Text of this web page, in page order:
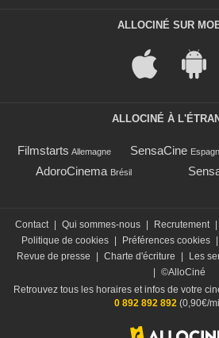
ALLOCINÉ SUR
ALLOCINÉ À
Filmstarts Allemagne SensaCine
AdoroCinema Brésil
Contact | Qui sommes-nous | Recrutement |
Politique de cookies | Préférences cookies |
Revue de presse
| Charte d'écriture | Les
| ©AlloCiné
Retrouvez tous les horaires et infos de votre
0 892 892 892 (0,90€/